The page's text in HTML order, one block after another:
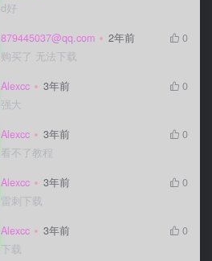
d好
879445037@qq.com 2年前
0
购买了 无法下载
Alexcc 3年前
0
强大
Alexcc 3年前
0
看不了教程
Alexcc 3年前
0
雷刺下载
Alexcc 3年前
0
下载
d好
879445037@qq.com 2年前
0
购买了 无法下载
Alexcc 3年前
0
强大
Alexcc 3年前
0
看不了教程
Alexcc 3年前
0
雷刺下载
Alexcc 3年前
0
下载